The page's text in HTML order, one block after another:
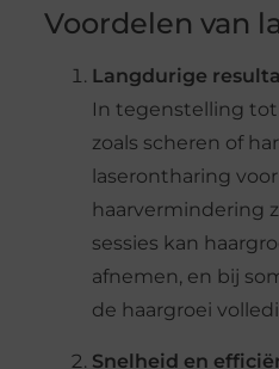
Voordelen van
Langdurige
In tegenstelling
zoals scheren of
laserontharing
haarvermindering
sessies kan
afnemen, en bij
de haargroei
Snelheid en